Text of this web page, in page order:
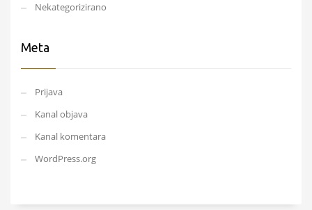
Nekategorizirano
Meta
Prijava
Kanal objava
Kanal komentara
WordPress.org